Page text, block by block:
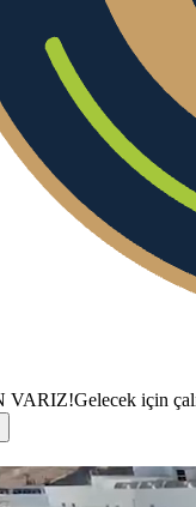
VARIZ!Gelecek için